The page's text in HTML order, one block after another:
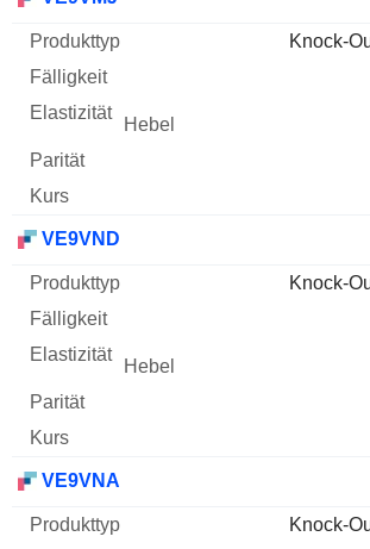
Knock-
VE9VND
Knock-
VE9VNA
Knock-